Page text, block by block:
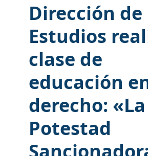
Dirección de
Estudios
clase de
educación
derecho: «La
Potestad